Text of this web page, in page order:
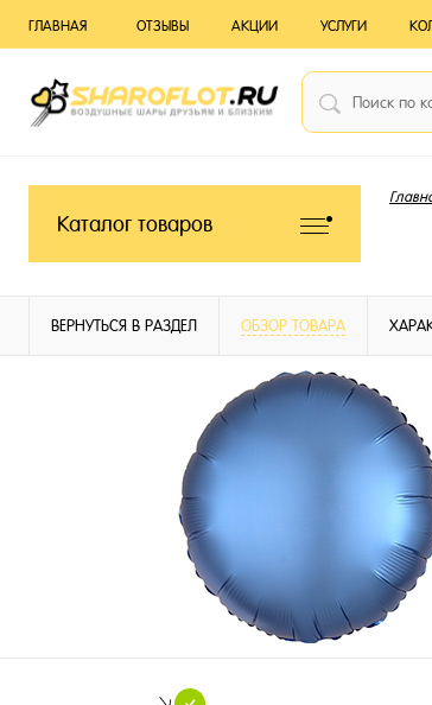
ГЛАВНАЯ ОТЗЫВЫ АКЦИИ УСЛУГИ
Каталог товаров
ВЕРНУТЬСЯ В РАЗДЕЛ ОБЗОР ТОВАРА